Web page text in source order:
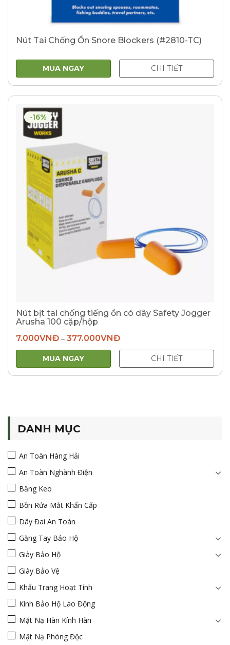
Nút Tai Chống Ồn Snore Blockers (#2810-TC)
MUA NGAY CHI TIẾT
-16%
Nút bịt tai chống tiếng ồn có dây Safety Jogger
Arusha 100 cặp/hộp
7.000VNĐ– 377.000VNĐ
MUA NGAY CHI TIẾT
DANH MỤC
An Toàn Hàng Hải
An Toàn Nghành Điện
Băng Keo
Bồn Rửa Mắt Khẩn Cấp
Dây Đai An Toàn
Găng Tay Bảo Hộ
Giày Bảo Hộ
Giày Bảo Vệ
Khẩu Trang Hoạt Tính
Kính Bảo Hộ Lao Động
Mặt Nạ Hàn Kính Hàn
Mặt Nạ Phòng Độc